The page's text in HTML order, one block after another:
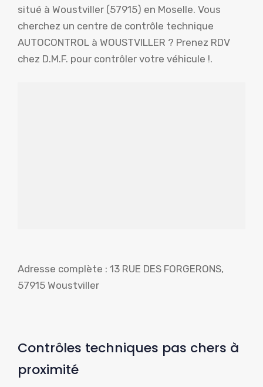
situé à Woustviller (57915) en Moselle. Vous
cherchez un centre de contrôle technique
AUTOCONTROL à WOUSTVILLER ? Prenez RDV
chez D.M.F. pour contrôler votre véhicule !.
Adresse complète : 13 RUE DES FORGERONS,
57915 Woustviller
Contrôles techniques pas chers à
proximité